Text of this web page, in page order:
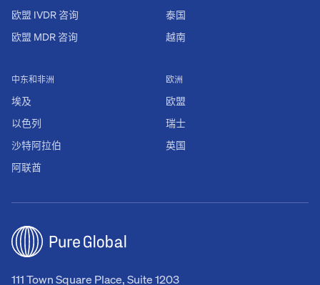
111 Town Square Place, Suite 1203
欧盟 IVDR 咨询
欧盟 MDR 咨询
欧洲
欧盟
瑞士
英国
中东和非洲
埃及
以色列
沙特阿拉伯
阿联酋
泰国
越南